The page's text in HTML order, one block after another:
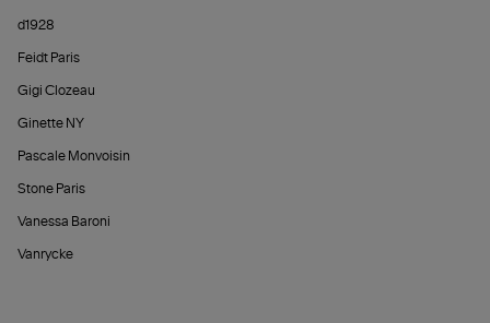
d1928
Feidt Paris
Gigi Clozeau
Ginette NY
Pascale Monvoisin
Stone Paris
Vanessa Baroni
Vanrycke